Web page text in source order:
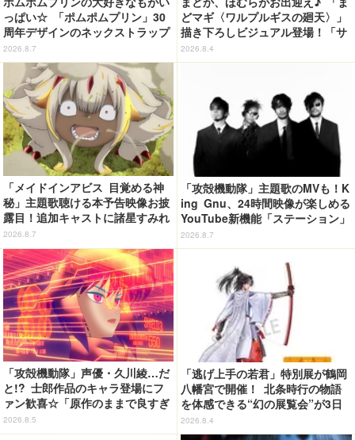
っぱい☆ 「ポムポムプリン」30
周年デザインのネックストラップ
がカプセルトイに！ゲーム風デザ
イン全5種が登場♪
2026.8.7
どマギ〈ワルプルギスの廻天〉」
描き下ろしビジュアル登場！「サ
ンシャインシティプリンスホテ
ル」コラボ開催
2026.8.4
「メイドインアビス 目覚める神
秘」主題歌聴ける本予告映像お披
露目！追加キャストに諸星すみれ
&星野貴紀
2026.8.7
「攻殻機動隊」主題歌のMVも！K
ing Gnu、24時間映像が楽しめる
YouTube新機能「ステーション」
ページを公開
2026.8.7
「攻殻機動隊」声優・久川綾…だ
と!? 士郎作品のキャラ登場にフ
ァン歓喜☆「原作のままで良すぎ
るな」「脳の処理が追いつかない
よお」…第5話【ネタバレあり反
2026.8.5
「逃げ上手の若君」特別展が鶴岡
八幡宮で開催！ 北条時行の物語
を体感できる“幻の展覧会”が3日
間限定で登場【8/28～30】
2026.8.4